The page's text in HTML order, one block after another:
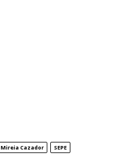
Mireia Cazador
SEPE